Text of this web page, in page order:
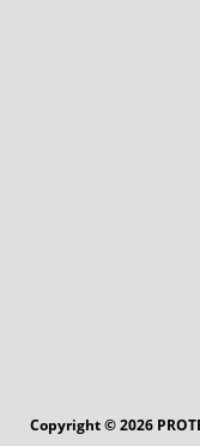
Copyright © 2026